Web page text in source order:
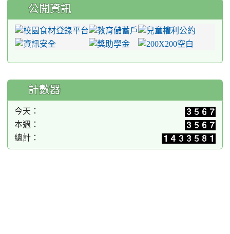
公開資訊
計數器
今天：
本週：
總計：